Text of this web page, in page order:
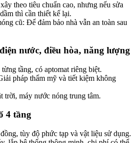
theo tiêu chuẩn cao, nhưng nếu sửa
thì cần thiết kế lại.
cũ: Để đảm bảo nhà vẫn an toàn sau
nước, điều hòa, năng lượng​
tầng, có aptomat riêng biệt.
pháp thẩm mỹ và tiết kiệm không
trời, máy nước nóng trung tâm.
4 tầng​
tùy độ phức tạp và vật liệu sử dụng.